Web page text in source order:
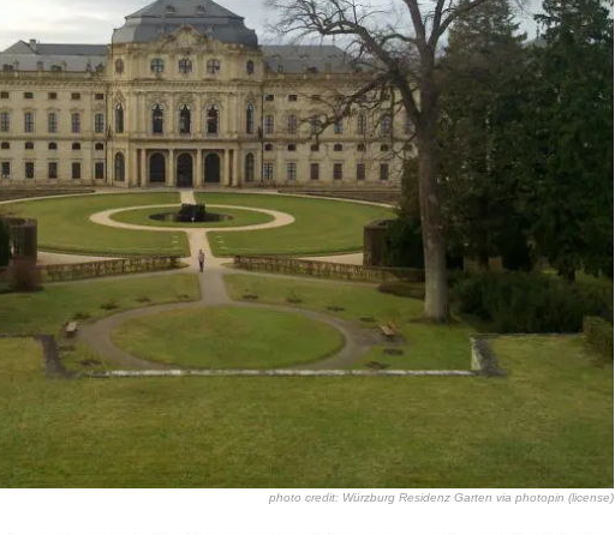
photo credit: Würzburg Residenz Garten via photopin (license)